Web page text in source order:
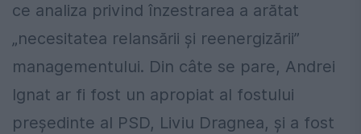
ce analiza privind înzestrarea a arătat
„necesitatea relansării şi reenergizării”
managementului. Din câte se pare, Andrei
Ignat ar fi fost un apropiat al fostului
președinte al PSD, Liviu Dragnea, și a fost